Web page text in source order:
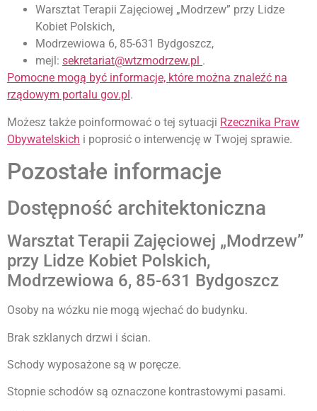
Warsztat Terapii Zajęciowej „Modrzew” przy Lidze
Kobiet Polskich,
Modrzewiowa 6, 85-631 Bydgoszcz,
mejl: sekretariat@wtzmodrzew.pl .
Pomocne mogą być informacje, które można znaleźć na
rządowym portalu gov.pl .
Możesz także poinformować o tej sytuacji Rzecznika Praw
Obywatelskich i poprosić o interwencję w Twojej sprawie.
Pozostałe informacje
Dostępność architektoniczna
Warsztat Terapii Zajęciowej „Modrzew”
przy Lidze Kobiet Polskich,
Modrzewiowa 6, 85-631 Bydgoszcz
Osoby na wózku nie mogą wjechać do budynku.
Brak szklanych drzwi i ścian.
Schody wyposażone są w poręcze.
Stopnie schodów są oznaczone kontrastowymi pasami.